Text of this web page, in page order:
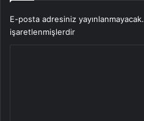
E-posta adresiniz yayınlanmayacak.
işaretlenmişlerdir